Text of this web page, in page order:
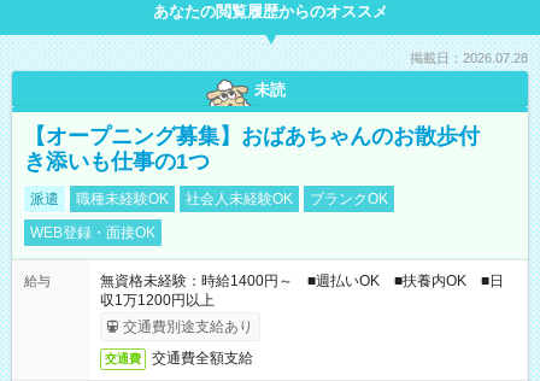
あなたの閲覧履歴からのオススメ
掲載日：2026.07.28
未読
【オープニング募集】おばあちゃんのお散歩付
き添いも仕事の1つ
派遣 職種未経験OK 社会人未経験OK
ブランクOK
WEB登録・面接OK
給与
無資格未経験：時給1400円～ ■週払いOK ■扶養内OK ■日
収1万1200円以上
交通費別途支給あり
交通費 交通費全額支給